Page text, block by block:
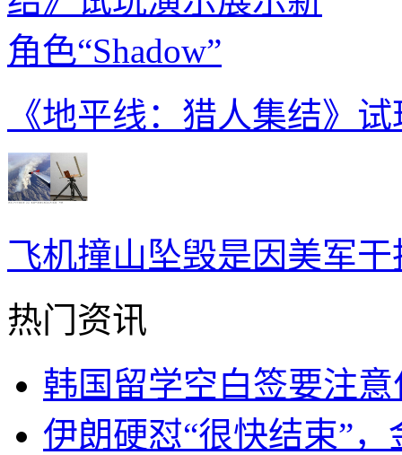
《地平线：猎人集结》
飞机撞山坠毁是因美军
热门资讯
韩国留学空白签要注意
伊朗硬怼“很快结束”